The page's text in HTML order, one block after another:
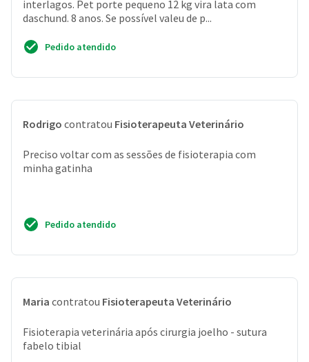
interlagos. Pet porte pequeno 12 kg vira lata com
daschund. 8 anos. Se possível valeu de p...
Pedido atendido
Rodrigo contratou Fisioterapeuta Veterinário
Preciso voltar com as sessões de fisioterapia com
minha gatinha
Pedido atendido
Maria contratou Fisioterapeuta Veterinário
Fisioterapia veterinária após cirurgia joelho - sutura
fabelo tibial